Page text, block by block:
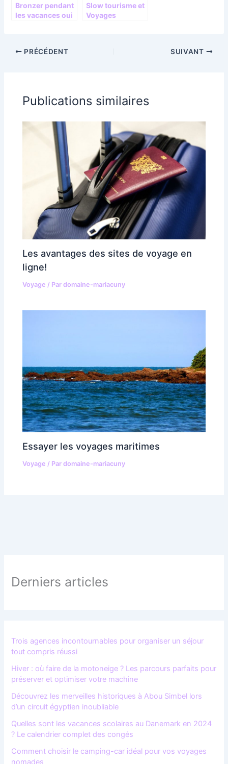
Bronzer pendant
les vacances oui
teint dore
Slow tourisme et
Voyages
PRÉCÉDENT SUIVANT
Publications similaires
Les avantages des sites de voyage en
ligne!
Voyage / Pardomaine-mariacuny
Essayer les voyages maritimes
Voyage / Pardomaine-mariacuny
Derniers articles
Trois agences incontournables pour organiser un séjour
tout compris réussi
Hiver : où faire de la motoneige ? Les parcours parfaits pour
préserver et optimiser votre machine
Découvrez les merveilles historiques à Abou Simbel lors
d’un circuit égyptien inoubliable
Quelles sont les vacances scolaires au Danemark en 2024
? Le calendrier complet des congés
Comment choisir le camping-car idéal pour vos voyages
nomades